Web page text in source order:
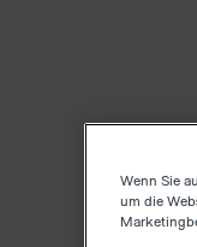
Wenn Sie
um die